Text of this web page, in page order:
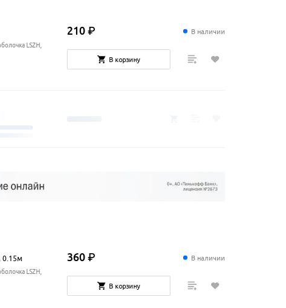
LSZH,
В наличии
210 ₽
В корзину
0.15м
LSZH,
В наличии
360 ₽
В корзину